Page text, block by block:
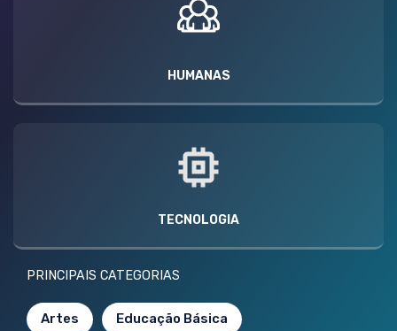
HUMANAS
TECNOLOGIA
PRINCIPAIS CATEGORIAS
Artes Educação Básica